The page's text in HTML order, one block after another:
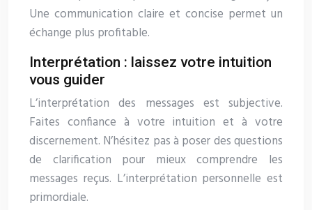
Une communication claire et concise permet un
échange plus profitable.
Interprétation : laissez votre intuition
vous guider
L’interprétation des messages est subjective.
Faites confiance à votre intuition et à votre
discernement. N’hésitez pas à poser des questions
de clarification pour mieux comprendre les
messages reçus. L’interprétation personnelle est
primordiale.